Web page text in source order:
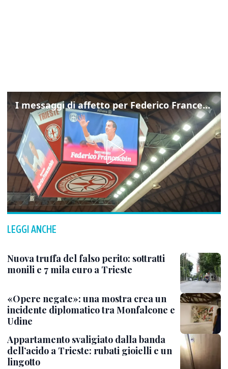
I messaggi di affetto per Federico Franceschin: così il mondo del basket gli è stato accanto fino all’ultimo
LEGGI ANCHE
Nuova truffa del falso perito: sottratti
monili e 7 mila euro a Trieste
«Opere negate»: una mostra crea un
incidente diplomatico tra Monfalcone e
Udine
Appartamento svaligiato dalla banda
dell’acido a Trieste: rubati gioielli e un
lingotto